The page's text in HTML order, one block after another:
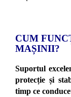
CUM
MAȘINII?
Suportul
protecție și
timp ce